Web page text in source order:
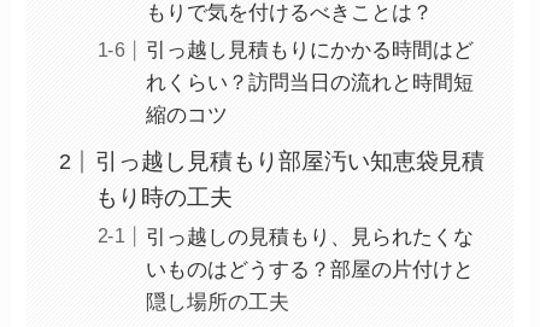
もりで気を付けるべきことは？
引っ越し見積もりにかかる時間はど
れくらい？訪問当日の流れと時間短
縮のコツ
引っ越し見積もり部屋汚い知恵袋見積
もり時の工夫
引っ越しの見積もり、見られたくな
いものはどうする？部屋の片付けと
隠し場所の工夫